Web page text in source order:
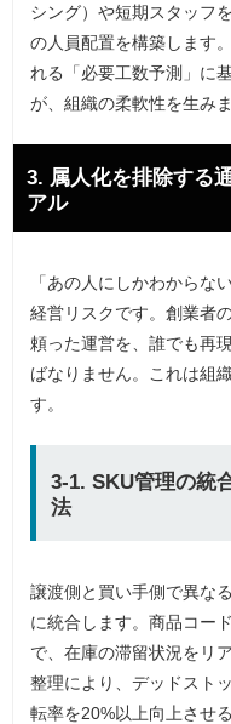
シング）や短期スタッフ
の人員配置を構築します
れる「必要工数予測」に
が、組織の柔軟性を生みま
3. 属人化を排除する
アル
「あの人にしかわからな
経営リスクです。創業者
頼った運営を、誰でも再
ばなりません。これは組
す。
3-1. SKU管理の統
法
譲渡側と買い手側で異な
に統合します。商品コー
で、在庫の滞留状況をリ
整理により、デッドスト
転率を20%以上向上させ